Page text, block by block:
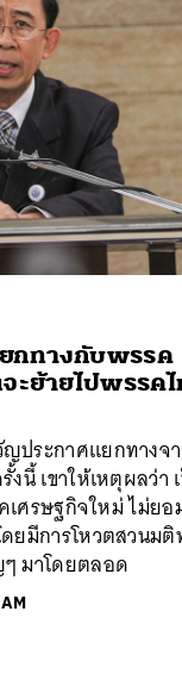
กทางกับพรรค
ะย้ายไปพรรค
ประกาศแยกทางจ
นี้ เขาให้เหตุผลว่า
เศรษฐกิจใหม่ ไม่ยอ
ยมีการโหวตสวนมติ
มาโดยตลอด